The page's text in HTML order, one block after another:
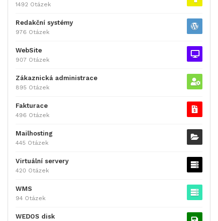
1492 Otázek
Redakční systémy
976 Otázek
WebSite
907 Otázek
Zákaznická administrace
895 Otázek
Fakturace
496 Otázek
Mailhosting
445 Otázek
Virtuální servery
420 Otázek
WMS
94 Otázek
WEDOS disk